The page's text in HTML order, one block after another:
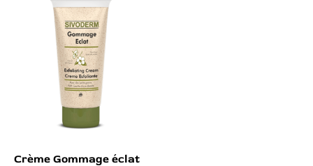
Crème Gommage éclat